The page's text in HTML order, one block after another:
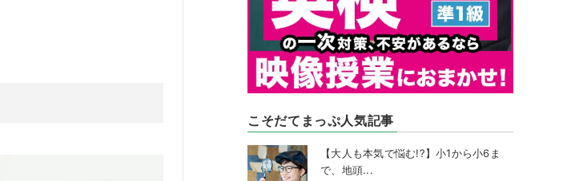
こそだてまっぷ人気記事
【大人も本気で悩む!?】小1から小6ま
で、地頭...